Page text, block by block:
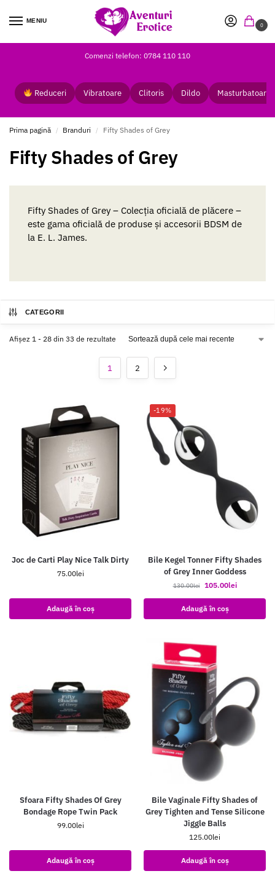
MENIU
0
Comenzi telefon: 0784 110 110
Reduceri Vibratoare Clitoris Dildo Masturbatoare
Prima pagină / Branduri / Fifty Shades of Grey
Fifty Shades of Grey
Fifty Shades of Grey – Colecția oficială de plăcere –
este gama oficială de produse și accesorii BDSM de
la E. L. James.
CATEGORII
Afișez 1 - 28 din 33 de rezultate
1 2
Joc de Carti Play Nice Talk Dirty
75.00lei
Adaugă în coș
-19%
Bile Kegel Tonner Fifty Shades
of Grey Inner Goddess
130.00lei 105.00lei
Adaugă în coș
Sfoara Fifty Shades Of Grey
Bondage Rope Twin Pack
99.00lei
Adaugă în coș
Bile Vaginale Fifty Shades of
Grey Tighten and Tense Silicone
Jiggle Balls
125.00lei
Adaugă în coș